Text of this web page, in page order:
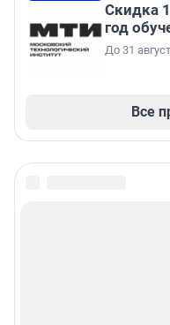
Скидка
год
До 31
Все